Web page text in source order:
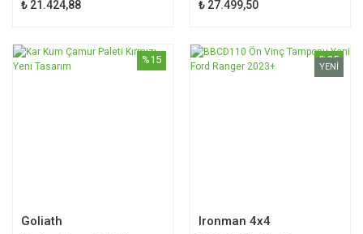
₺ 21.424,88 ₺ 27.499,50
Goliath
%15
YENİ
Ironman 4x4
%25